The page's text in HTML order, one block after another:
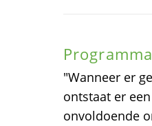
"Wanneer er
ontstaat er
onvoldoende